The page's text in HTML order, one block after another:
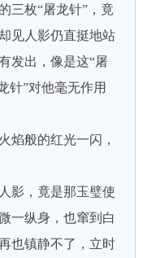
枚“屠龙针”，竟
见人影仍直挺地站
发出，像是这“屠
针”对他毫无作用
般的红光一闪，
，竟是那玉璧使
一纵身，也窜到白
也镇静不了，立时